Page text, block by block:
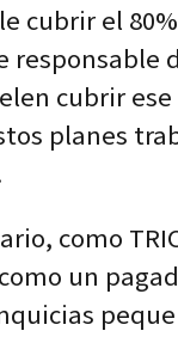
cubrir el
cubrir
planes
como
un